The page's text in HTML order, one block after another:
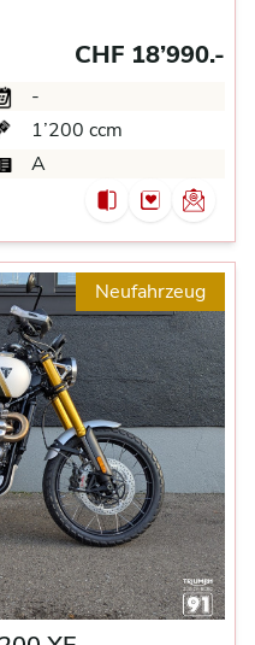
CHF 18’990.-
-
1’200 ccm
A
Neufahrzeug